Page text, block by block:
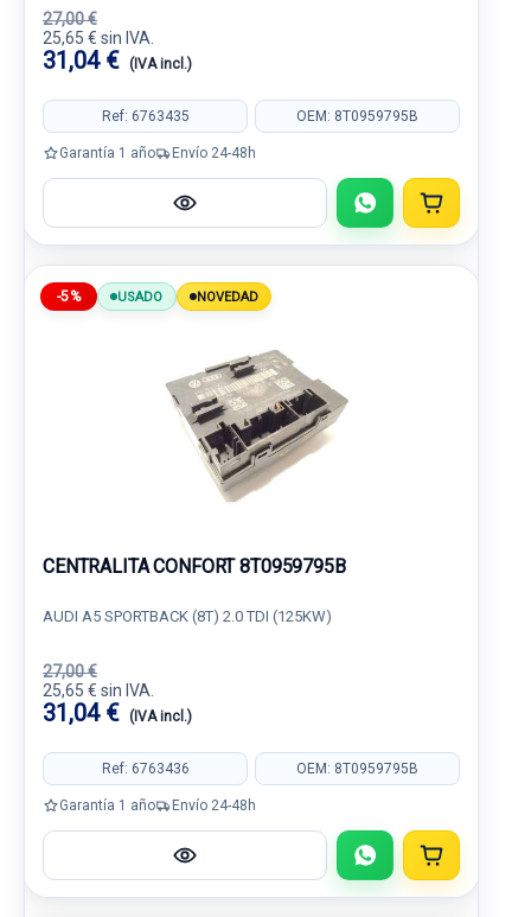
27,00 €
25,65 € sin IVA.
31,04 € (IVA incl.)
Ref: 6763435 OEM: 8T0959795B
Garantía 1 año Envío 24-48h
-5% USADO NOVEDAD
CENTRALITA CONFORT 8T0959795B
AUDI A5 SPORTBACK (8T) 2.0 TDI (125KW)
27,00 €
25,65 € sin IVA.
31,04 € (IVA incl.)
Ref: 6763436 OEM: 8T0959795B
Garantía 1 año Envío 24-48h